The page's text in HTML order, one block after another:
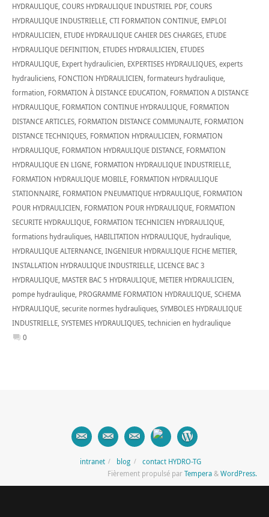
HYDRAULIQUE, COURS HYDRAULIQUE INDUSTRIEL PDF, COURS
HYDRAULIQUE INDUSTRIELLE, CTI FORMATION CONTINUE, EMPLOI
HYDRAULICIEN, ETUDE HYDRAULIQUE CAHIER DES CHARGES, ETUDE
HYDRAULIQUE DEFINITION, ETUDES HYDRAULICIEN, ETUDES
HYDRAULIQUE, Expert hydraulicien, EXPERTISES HYDRAULIQUES, experts
hydrauliciens, FONCTION HYDRAULICIEN, formateurs hydraulique,
formation, FORMATION À DISTANCE EDUCATION, FORMATION A DISTANCE
HYDRAULIQUE, FORMATION CONTINUE HYDRAULIQUE, FORMATION
DISTANCE ARTICLES, FORMATION DISTANCE COMMUNAUTE, FORMATION
DISTANCE TECHNIQUES, FORMATION HYDRAULICIEN, FORMATION
HYDRAULIQUE, FORMATION HYDRAULIQUE DISTANCE, FORMATION
HYDRAULIQUE EN LIGNE, FORMATION HYDRAULIQUE INDUSTRIELLE,
FORMATION HYDRAULIQUE MOBILE, FORMATION HYDRAULIQUE
STATIONNAIRE, FORMATION PNEUMATIQUE HYDRAULIQUE, FORMATION
POUR HYDRAULICIEN, FORMATION POUR HYDRAULIQUE, FORMATION
SECURITE HYDRAULIQUE, FORMATION TECHNICIEN HYDRAULIQUE,
formations hydrauliques, HABILITATION HYDRAULIQUE, hydraulique,
HYDRAULIQUE ALTERNANCE, INGENIEUR HYDRAULIQUE FICHE METIER,
INSTALLATION HYDRAULIQUE INDUSTRIELLE, LICENCE BAC 3
HYDRAULIQUE, MASTER BAC 5 HYDRAULIQUE, METIER HYDRAULICIEN,
pompe hydraulique, PROGRAMME FORMATION HYDRAULIQUE, SCHEMA
HYDRAULIQUE, securite normes hydrauliques, SYMBOLES HYDRAULIQUE
INDUSTRIELLE, SYSTEMES HYDRAULIQUES, technicien en hydraulique
0
intranet blog
contact HYDRO-TG
Fièrement propulsé parTempera&WordPress.